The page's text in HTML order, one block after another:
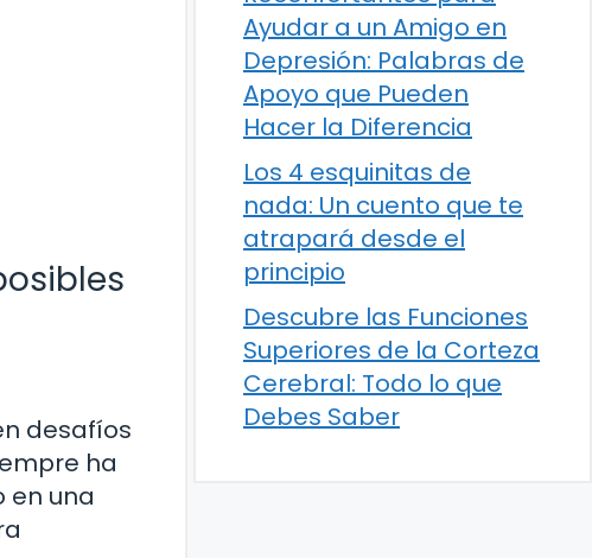
desafíos
ha
en una
Ayudar a un Amigo en
Depresión: Palabras de
Apoyo que Pueden
Hacer la Diferencia
Los 4 esquinitas de
nada: Un cuento que te
atrapará desde el
principio
Descubre las Funciones
Superiores de la Corteza
Cerebral: Todo lo que
Debes Saber